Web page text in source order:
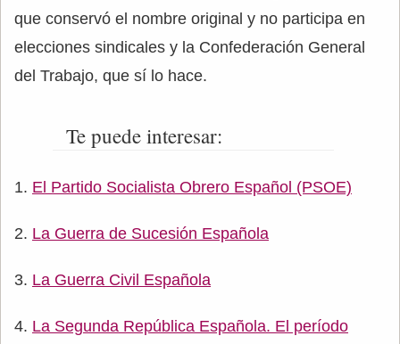
que conservó el nombre original y no participa en
elecciones sindicales y la Confederación General
del Trabajo, que sí lo hace.
Te puede interesar:
El Partido Socialista Obrero Español (PSOE)
La Guerra de Sucesión Española
La Guerra Civil Española
La Segunda República Española. El período